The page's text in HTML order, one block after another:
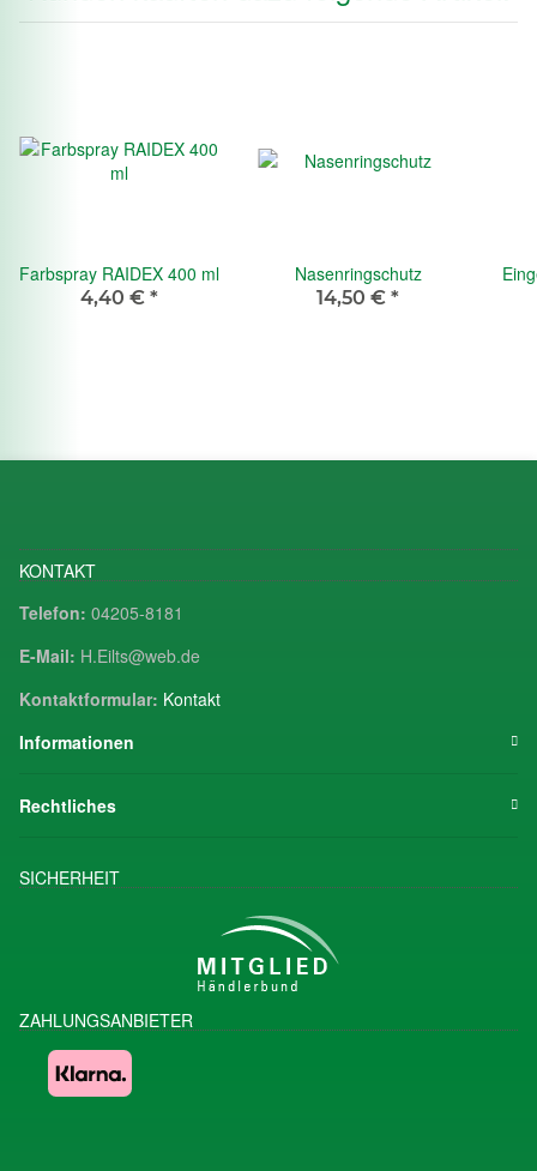
Farbspray RAIDEX 400 ml
4,40 € *
Nasenringschutz
14,50 € *
KONTAKT
Telefon: 04205-8181
E-Mail: H.Eilts@web.de
Kontaktformular: Kontakt
Informationen
Rechtliches
SICHERHEIT
ZAHLUNGSANBIETER